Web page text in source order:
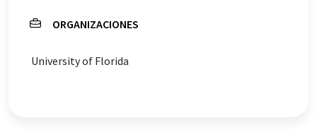
ORGANIZACIONES
University of Florida